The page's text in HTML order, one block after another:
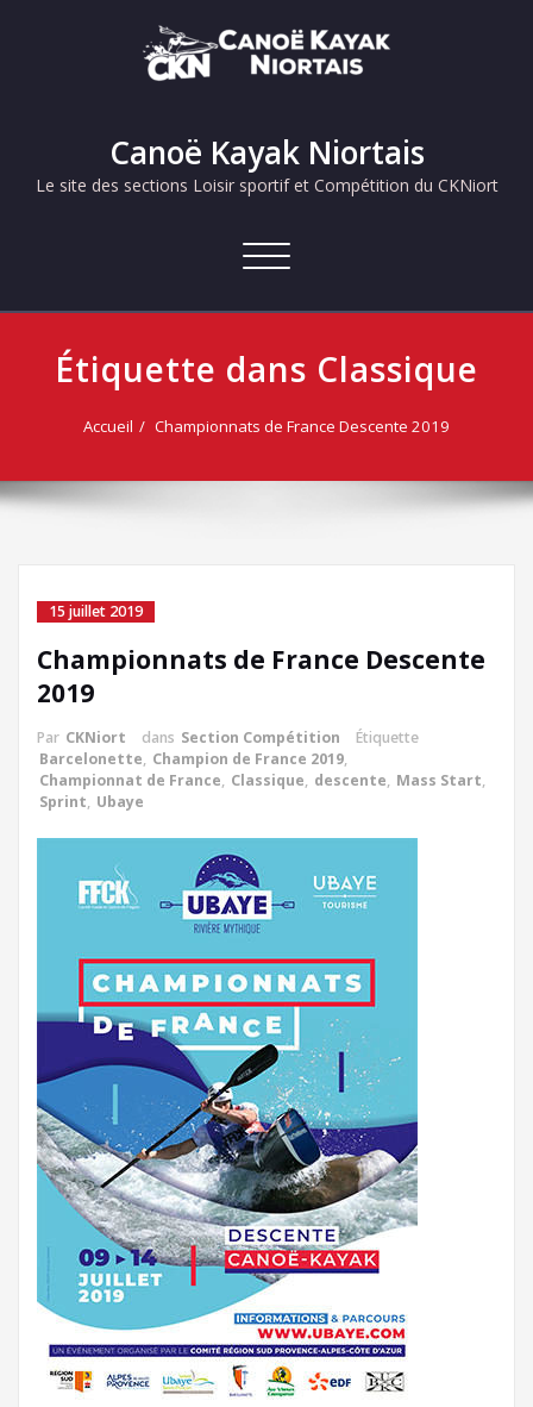
Canoë Kayak Niortais
Le site des sections Loisir sportif et Compétition du CKNiort
Afficher/masquer
navigation
Étiquette dans Classique
Accueil Championnats de France Descente 2019
15 juillet 2019
Championnats de France Descente
2019
Par CKNiort dans Section Compétition
Étiquette
Barcelonette, Champion de France 2019,
Championnat de France, Classique, descente, Mass Start,
Sprint, Ubaye